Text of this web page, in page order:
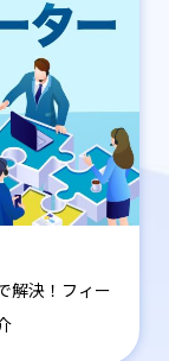
解決！フィー